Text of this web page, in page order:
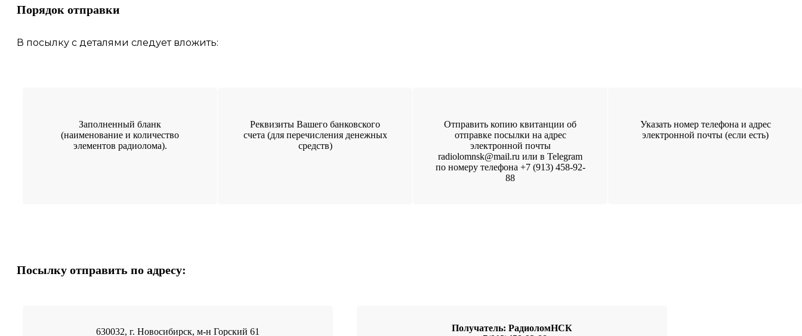
Порядок отправки
В посылку с деталями следует вложить:
Заполненный бланк
(наименование и количество
элементов радиолома).
Реквизиты Вашего банковского
счета (для перечисления денежных
средств)
Отправить копию квитанции об
отправке посылки на адрес
электронной почты
radiolomnsk@mail.ru или в Telegram
по номеру телефона +7 (913) 458-92-
88
Указать номер телефона и адрес
электронной почты (если есть)
Посылку отправить по адресу:
630032, г. Новосибирск, м-н Горский 61
Получатель: РадиоломНСК